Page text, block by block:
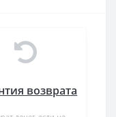
возврата